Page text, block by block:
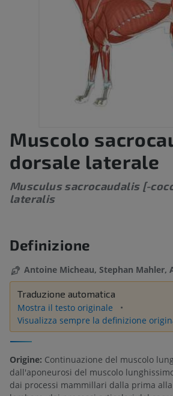
Muscolo
dorsale laterale
Musculus sacrocaudalis [-
lateralis
Definizione
Antoine Micheau, Stephan Mahler,
Traduzione automatica
Mostra il testo originale
Visualizza sempre la definizione
Origine: Continuazione del muscolo
dall'aponeurosi del muscolo
dai processi mammillari dalla prima